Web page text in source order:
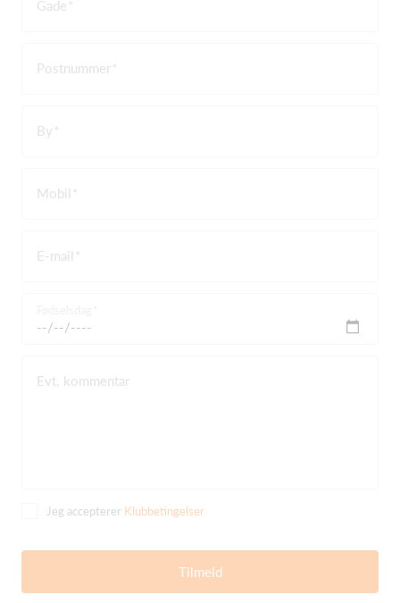
Gade
Postnummer
By
Mobil
E-mail
Evt. kommentar
Jeg accepterer Klubbetingelser
Tilmeld